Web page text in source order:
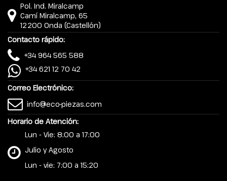
Pol. Ind. Miralcamp
Camí Miralcamp, 65
12200 Onda (Castellón)
Contacto rápido:
+34 964 565 588
+34 621 12 70 42
Correo Electrónico:
info@eco-piezas.com
Horario de Atención:
Lun - Vie: 8:00 a 17:00
Julio y Agosto
Lun - vie: 7:00 a 15:20